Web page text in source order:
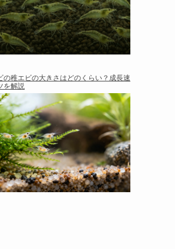
の稚エビの大きさはどのくらい？成長速
を解説